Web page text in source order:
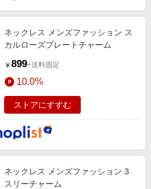
ネックレス メンズファッション ス
カルローズプレートチャーム
￥ 899+送料固定
10.0%
ストアにすすむ
ネックレス メンズファッション 3
スリーチャーム